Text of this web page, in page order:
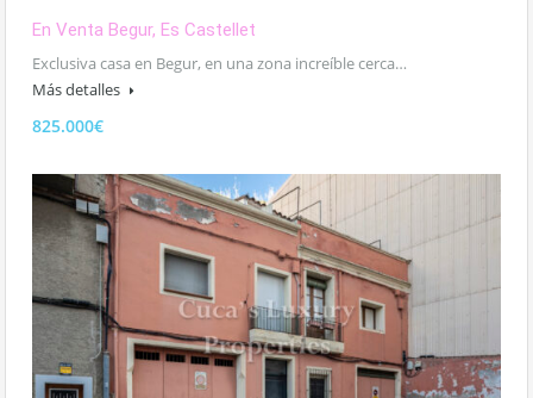
En Venta Begur, Es Castellet
Exclusiva casa en Begur, en una zona increíble cerca…
Más detalles
825.000€